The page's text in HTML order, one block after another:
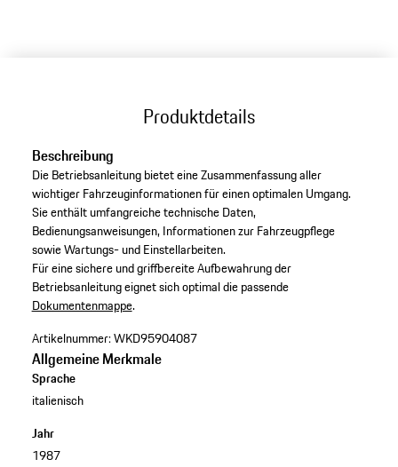
Produktdetails
Beschreibung
Die Betriebsanleitung bietet eine Zusammenfassung aller
wichtiger Fahrzeuginformationen für einen optimalen Umgang.
Sie enthält umfangreiche technische Daten,
Bedienungsanweisungen, Informationen zur Fahrzeugpflege
sowie Wartungs- und Einstellarbeiten. ​
Für eine sichere und griffbereite Aufbewahrung der
Betriebsanleitung eignet sich optimal die passende
Dokumentenmappe.
Artikelnummer:WKD95904087
Allgemeine Merkmale
Sprache
italienisch
Jahr
1987